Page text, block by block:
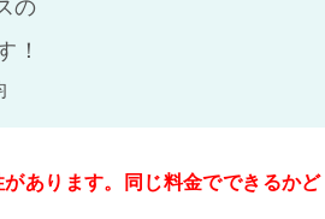
の
！
あります。同じ料金でできるかど